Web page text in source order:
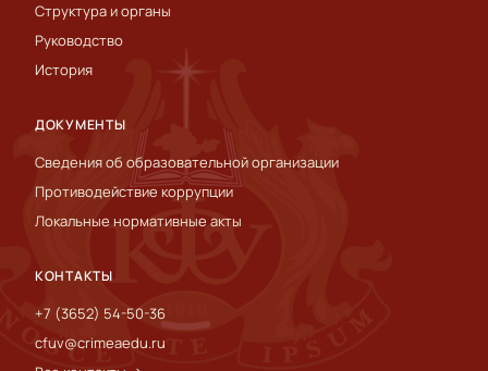
Структура и органы
Руководство
История
ДОКУМЕНТЫ
Сведения об образовательной организации
Противодействие коррупции
Локальные нормативные акты
КОНТАКТЫ
+7 (3652) 54-50-36
cfuv@crimeaedu.ru